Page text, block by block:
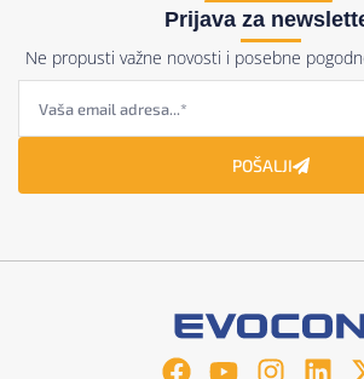
Prijava za
Ne propusti važne novosti i posebne
POŠALJI